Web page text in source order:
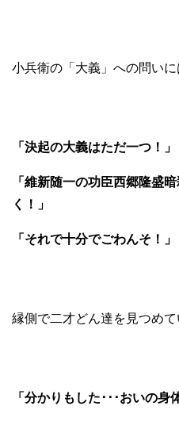
小兵衛の「大義」への問いに
「決起の大義はただ一つ！」
「維新随一の功臣西郷隆盛
く！」
「それで十分でごわんそ！」
縁側で二才どん達を見つめて
「分かりもした･･･おいの身